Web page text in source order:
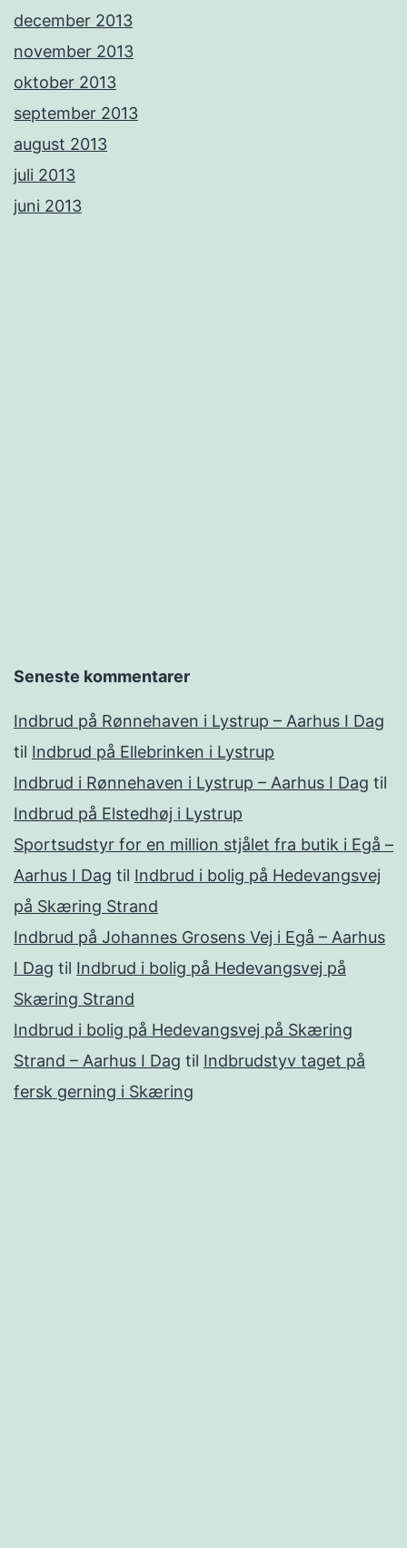
december 2013
november 2013
oktober 2013
september 2013
august 2013
juli 2013
juni 2013
Seneste kommentarer
Indbrud på Rønnehaven i Lystrup – Aarhus I Dag
til Indbrud på Ellebrinken i Lystrup
Indbrud i Rønnehaven i Lystrup – Aarhus I Dag til
Indbrud på Elstedhøj i Lystrup
Sportsudstyr for en million stjålet fra butik i Egå –
Aarhus I Dag til Indbrud i bolig på Hedevangsvej
på Skæring Strand
Indbrud på Johannes Grosens Vej i Egå – Aarhus
I Dag til Indbrud i bolig på Hedevangsvej på
Skæring Strand
Indbrud i bolig på Hedevangsvej på Skæring
Strand – Aarhus I Dag til Indbrudstyv taget på
fersk gerning i Skæring